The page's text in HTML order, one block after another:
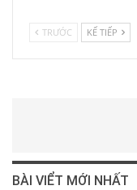
TRƯỚC KẾ TIẾP
BÀI VIỂT MỚI NHẤT